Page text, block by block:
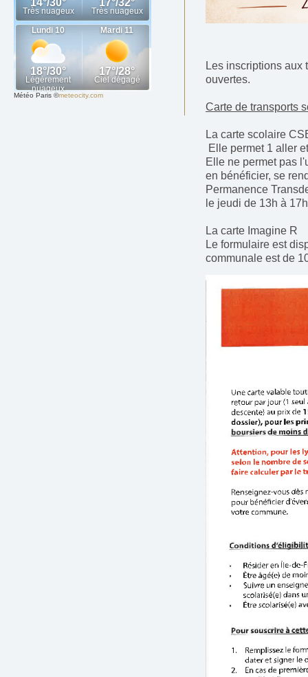
Météo Paris ©meteocity.com
Les inscriptions aux
ouvertes.
Carte de transports
La carte scolaire
Elle permet 1 aller
Elle ne permet pas
en bénéficier, se
Permanence
le jeudi de 13h à
La carte Imagine R
Le formulaire est
communale est de